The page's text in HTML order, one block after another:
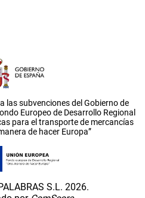
las subvenciones del Gobierno de
Europeo de Desarrollo Regional
para el transporte de mercancías
de hacer Europa”
S.L. 2026.